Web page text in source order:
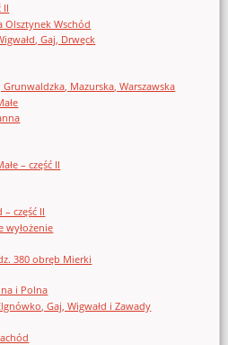
II
Olsztynek Wschód
Gaj, Drwęck
Grunwaldzka, Mazurska, Warszawska
– część II
część II
wyłożenie
380 obręb Mierki
i Polna
Gaj, Wigwałd i Zawady